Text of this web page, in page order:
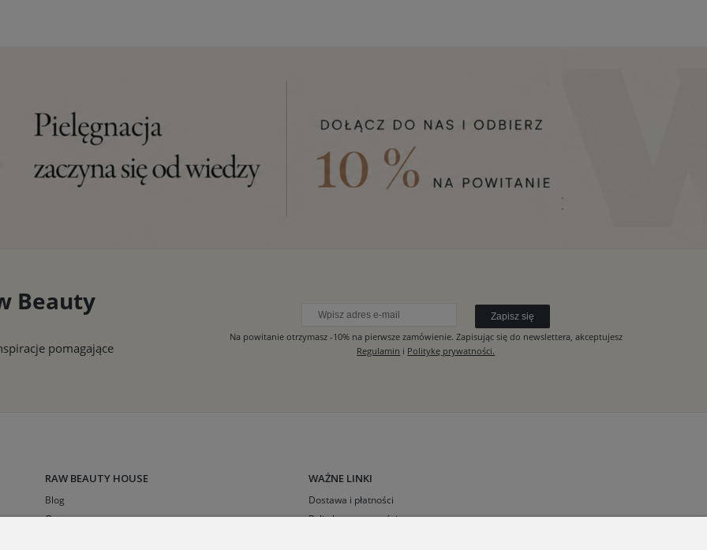
Beauty
pomagające
Zapisz się
Na powitanie otrzymasz -10% na pierwsze zamówienie. Zapisując się do newslettera, akceptujesz
Regulamin i Politykę prywatności.
RAW BEAUTY HOUSE
Blog
O nas
WAŻNE LINKI
Dostawa i płatności
Polityka prywatności